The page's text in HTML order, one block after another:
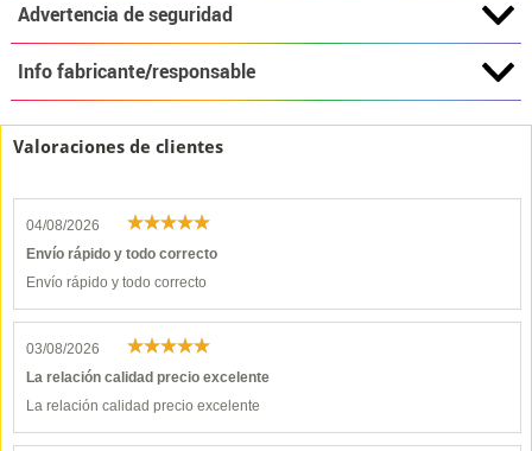
Advertencia de seguridad
Info fabricante/responsable
Valoraciones de clientes
04/08/2026
Envío rápido y todo correcto
Envío rápido y todo correcto
03/08/2026
La relación calidad precio excelente
La relación calidad precio excelente